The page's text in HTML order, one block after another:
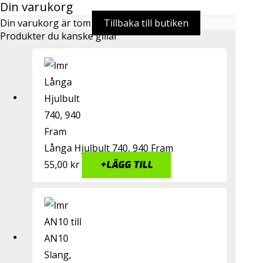
Din varukorg
Din varukorg är tom
Tillbaka till butiken
Produkter du kanske gillar
Långa Hjulbult 740, 940 Fram
55,00 kr +LÄGG TILL